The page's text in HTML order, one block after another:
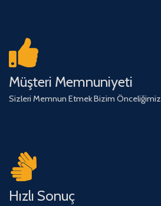
Müşteri Memnuniyeti
Sizleri Memnun Etmek Bizim Önceliğimiz
Hızlı Sonuç